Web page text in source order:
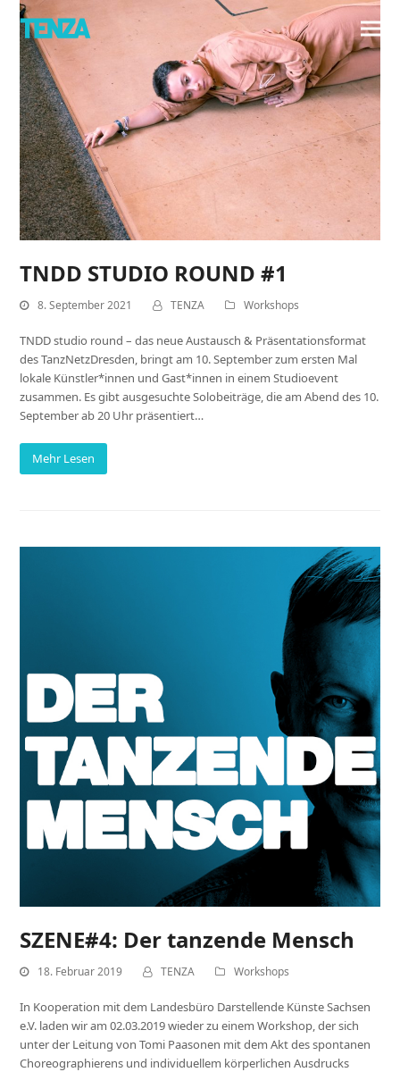
TNDD STUDIO ROUND #1
8. September 2021 TENZA Workshops
TNDD studio round – das neue Austausch & Präsentationsformat
des TanzNetzDresden, bringt am 10. September zum ersten Mal
lokale Künstler*innen und Gast*innen in einem Studioevent
zusammen. Es gibt ausgesuchte Solobeiträge, die am Abend des 10.
September ab 20 Uhr präsentiert…
Mehr Lesen
SZENE#4: Der tanzende Mensch
18. Februar 2019 TENZA Workshops
In Kooperation mit dem Landesbüro Darstellende Künste Sachsen
e.V. laden wir am 02.03.2019 wieder zu einem Workshop, der sich
unter der Leitung von Tomi Paasonen mit dem Akt des spontanen
Choreographierens und individuellem körperlichen Ausdrucks